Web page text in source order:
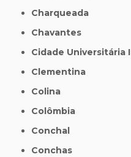
Charqueada
Chavantes
Cidade Universitária I
Clementina
Colina
Colômbia
Conchal
Conchas